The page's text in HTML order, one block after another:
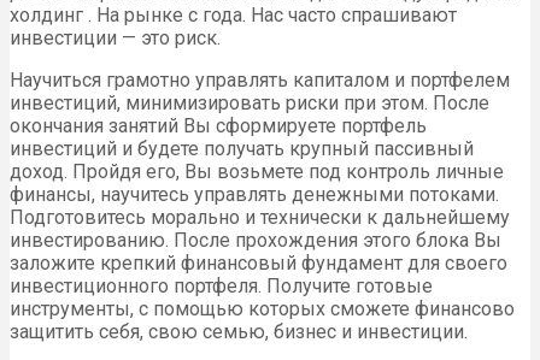
холдинг . На рынке с года. Нас часто спрашивают
инвестиции — это риск.
Научиться грамотно управлять капиталом и портфелем
инвестиций, минимизировать риски при этом. После
окончания занятий Вы сформируете портфель
инвестиций и будете получать крупный пассивный
доход. Пройдя его, Вы возьмете под контроль личные
финансы, научитесь управлять денежными потоками.
Подготовитесь морально и технически к дальнейшему
инвестированию. После прохождения этого блока Вы
заложите крепкий финансовый фундамент для своего
инвестиционного портфеля. Получите готовые
инструменты, с помощью которых сможете финансово
защитить себя, свою семью, бизнес и инвестиции.